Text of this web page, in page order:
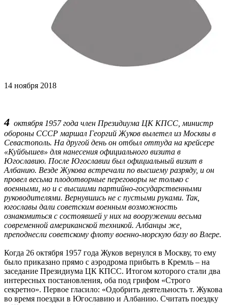
14 ноября 2018
4 октября 1957 года член Президиума ЦК КПСС, министр
обороны СССР маршал Георгий Жуков вылетел из Москвы в
Севастополь. На другой день он отбыл оттуда на крейсере
«Куйбышев» для нанесения официального визита в
Югославию. После Югославии был официальный визит в
Албанию. Везде Жукова встречали по высшему разряду, и он
провел весьма плодотворные переговоры не только с
военными, но и с высшими партийно-государственными
руководителями. Вернувшись не с пустыми руками. Так,
югославы дали советским военным возможность
ознакомиться с состоявшей у них на вооружении весьма
современной американской техникой. Албанцы же,
преподнесли советскому флоту военно-морскую базу во Влере.
Когда 26 октября 1957 года Жуков вернулся в Москву, то ему
было приказано прямо с аэродрома прибыть в Кремль – на
заседание Президиума ЦК КПСС. Итогом которого стали два
интересных постановления, оба под грифом «Строго
секретно». Первое гласило: «Одобрить деятельность т. Жукова
во время поездки в Югославию и Албанию. Считать поездку